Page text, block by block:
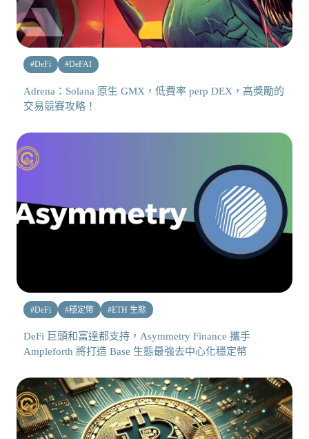
#DeFi #DeFAI
Adrena：Solana 原生 GMX，低費率 perp DEX，高獎勵的
交易競賽攻略！
#DeFi #穩定幣 #ETH 生態
DeFi 巨頭和富達都支持，Asymmetry Finance 攜手
Ampleforth 將打造 Base 生態最強去中心化穩定幣